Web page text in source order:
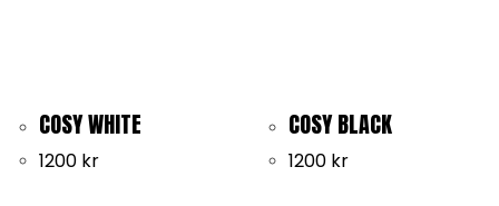
COSY WHITE
1200 kr
COSY BLACK
1200 kr